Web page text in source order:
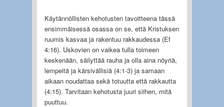
Käytännöllisten kehotusten tavoitteena tässä
ensimmäisessä osassa on se, että Kristuksen
ruumis kasvaa ja rakentuu rakkaudessa (Ef
4:16). Uskovien on vaikea tulla toimeen
keskenään, säilyttää rauha ja olla aina nöyriä,
lempeitä ja kärsivällisiä (4:1-3) ja samaan
aikaan noudattaa sekä totuutta että rakkautta
(4:15). Tarvitaan kehotusta juuri siihen, mitä
puuttuu.